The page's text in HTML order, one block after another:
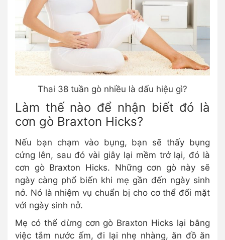
Thai 38 tuần gò nhiều là dấu hiệu gì?
Làm thế nào để nhận biết đó là
cơn gò Braxton Hicks?
Nếu bạn chạm vào bụng, bạn sẽ thấy bụng
cứng lên, sau đó vài giây lại mềm trở lại, đó là
cơn gò Braxton Hicks. Những cơn gò này sẽ
ngày càng phổ biến khi mẹ gần đến ngày sinh
nở. Nó là nhiệm vụ chuẩn bị cho cơ thể đối mặt
với ngày sinh nở.
Mẹ có thể dừng cơn gò Braxton Hicks lại bằng
việc tắm nước ấm, đi lại nhẹ nhàng, ăn đồ ăn